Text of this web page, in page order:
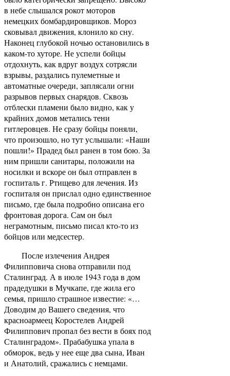
в небе слышался рокот моторов
немецких бомбардировщиков. Мороз
сковывал движения, клонило ко сну.
Наконец глубокой ночью остановились в
каком-то хуторе. Не успели бойцы
отдохнуть, как вдруг воздух сотрясли
взрывы, раздались пулеметные и
автоматные очереди, заплясали огни
разрывов первых снарядов. Сквозь
отблески пламени было видно, как у
крайних домов метались тени
гитлеровцев. Не сразу бойцы поняли,
что произошло, но тут услышали: «Наши
пошли!» Прадед был ранен в том бою. За
ним пришли санитары, положили на
носилки и вскоре он был отправлен в
госпиталь г. Ртищево для лечения. Из
госпиталя он прислал одно единственное
письмо, где была подробно описана его
фронтовая дорога. Сам он был
неграмотным, письмо писал кто-то из
бойцов или медсестер.
После излечения Андрея
Филипповича снова отправили под
Сталинград. А в июле 1943 года в дом
прадедушки в Мучкапе, где жила его
семья, пришло страшное известие: «…
Доводим до Вашего сведения, что
красноармеец Коростелев Андрей
Филиппович пропал без вести в боях под
Сталинградом». Прабабушка упала в
обморок, ведь у нее еще два сына, Иван
и Анатолий, сражались с немцами.